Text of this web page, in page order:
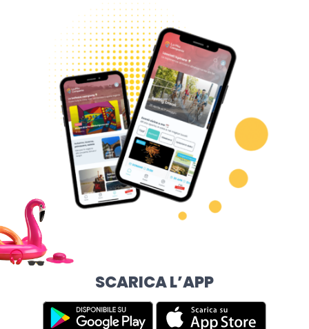
SCARICA L’APP